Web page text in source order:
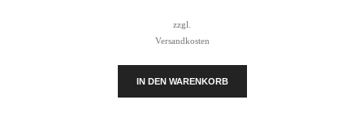
zzgl.
Versandkosten
IN DEN WARENKORB